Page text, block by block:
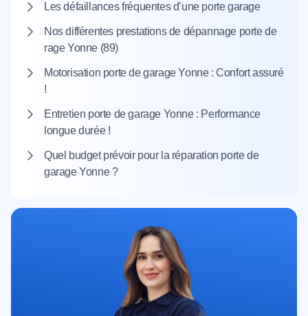
Les défaillances fréquentes d’une porte garage
Nos différentes prestations de dépannage porte de
rage Yonne (89)
Motorisation porte de garage Yonne : Confort assuré
!
Entretien porte de garage Yonne : Performance
longue durée !
Quel budget prévoir pour la réparation porte de
garage Yonne ?